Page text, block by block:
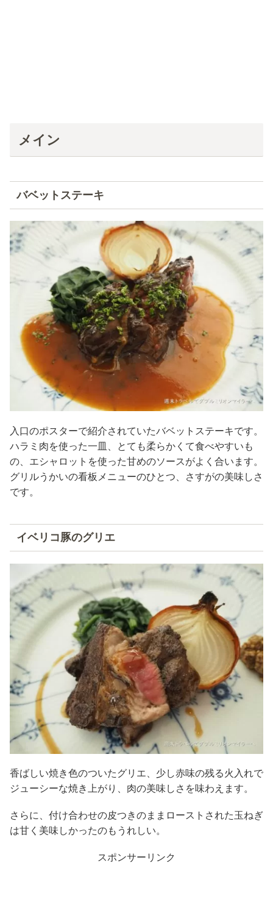
メイン
バベットステーキ
入口のポスターで紹介されていたバベットステーキです。
ハラミ肉を使った一皿、とても柔らかくて食べやすいも
の、エシャロットを使った甘めのソースがよく合います。
グリルうかいの看板メニューのひとつ、さすがの美味しさ
です。
イベリコ豚のグリエ
香ばしい焼き色のついたグリエ、少し赤味の残る火入れで
ジューシーな焼き上がり、肉の美味しさを味わえます。
さらに、付け合わせの皮つきのままローストされた玉ねぎ
は甘く美味しかったのもうれしい。
スポンサーリンク